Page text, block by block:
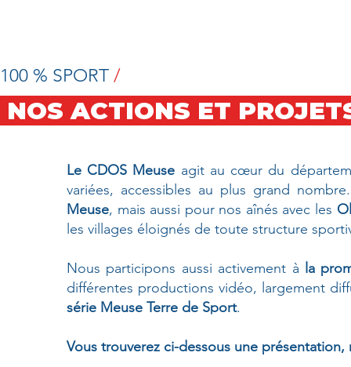
100 % SPORT /
NOS ACTIONS ET
Le CDOS Meuse agit au cœur du
variées, accessibles au plus grand
Meuse, mais aussi pour nos aînés avec les
les villages éloignés de toute structure
Nous participons aussi activement à la
différentes productions vidéo, largement
série Meuse Terre de Sport.
Vous trouverez ci-dessous une
CLIQUEZ SUR LES